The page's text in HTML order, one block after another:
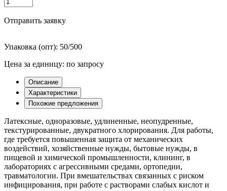
Отправить заявку
Упаковка (опт): 50/500
Цена за единицу: по запросу
Описание
Характеристики
Похожие предложения
Латексные, одноразовые, удлиненные, неопудренные,
текстурированные, двукратного хлорирования. Для работы,
где требуется повышенная защита от механических
воздействий, хозяйственные нужды, бытовые нужды, в
пищевой и химической промышленности, клининг, в
лабораториях с агрессивными средами, ортопедии,
травматологии. При вмешательствах связанных с риском
инфицирования, при работе с растворами слабых кислот и